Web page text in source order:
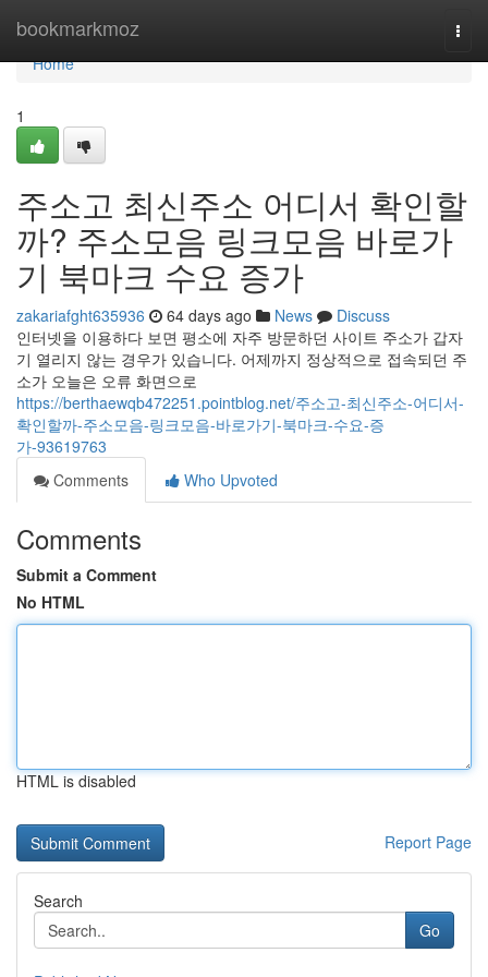
bookmarkmoz
Home
Home
1
주소고 최신주소 어디서 확인할
까? 주소모음 링크모음 바로가
기 북마크 수요 증가
zakariafght635936 64 days ago News
Discuss
인터넷을 이용하다 보면 평소에 자주 방문하던 사이트 주소가 갑자
기 열리지 않는 경우가 있습니다. 어제까지 정상적으로 접속되던 주
소가 오늘은 오류 화면으로
https://berthaewqb472251.pointblog.net/주소고-최신주소-어디서-
확인할까-주소모음-링크모음-바로가기-북마크-수요-증
가-93619763
Comments
Who Upvoted
Comments
Submit a Comment
No HTML
HTML is disabled
Report Page
Search
Go